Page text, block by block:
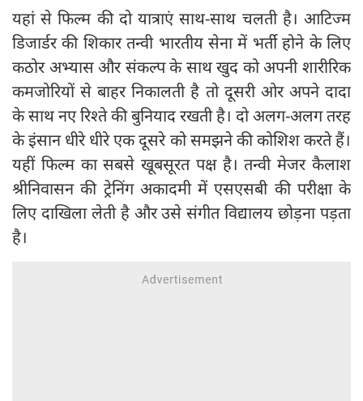
यहां से फिल्म की दो यात्राएं साथ-साथ चलती है। आटिज्म
डिजार्डर की शिकार तन्वी भारतीय सेना में भर्ती होने के लिए
कठोर अभ्यास और संकल्प के साथ खुद को अपनी शारीरिक
कमजोरियों से बाहर निकालती है तो दूसरी ओर अपने दादा
के साथ नए रिश्ते की बुनियाद रखती है। दो अलग-अलग तरह
के इंसान धीरे धीरे एक दूसरे को समझने की कोशिश करते हैं।
यहीं फिल्म का सबसे खूबसूरत पक्ष है। तन्वी मेजर कैलाश
श्रीनिवासन की ट्रेनिंग अकादमी में एसएसबी की परीक्षा के
लिए दाखिला लेती है और उसे संगीत विद्यालय छोड़ना पड़ता
है।